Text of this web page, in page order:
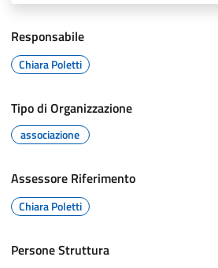
Responsabile
Chiara Poletti
Tipo di Organizzazione
associazione
Assessore Riferimento
Chiara Poletti
Persone Struttura